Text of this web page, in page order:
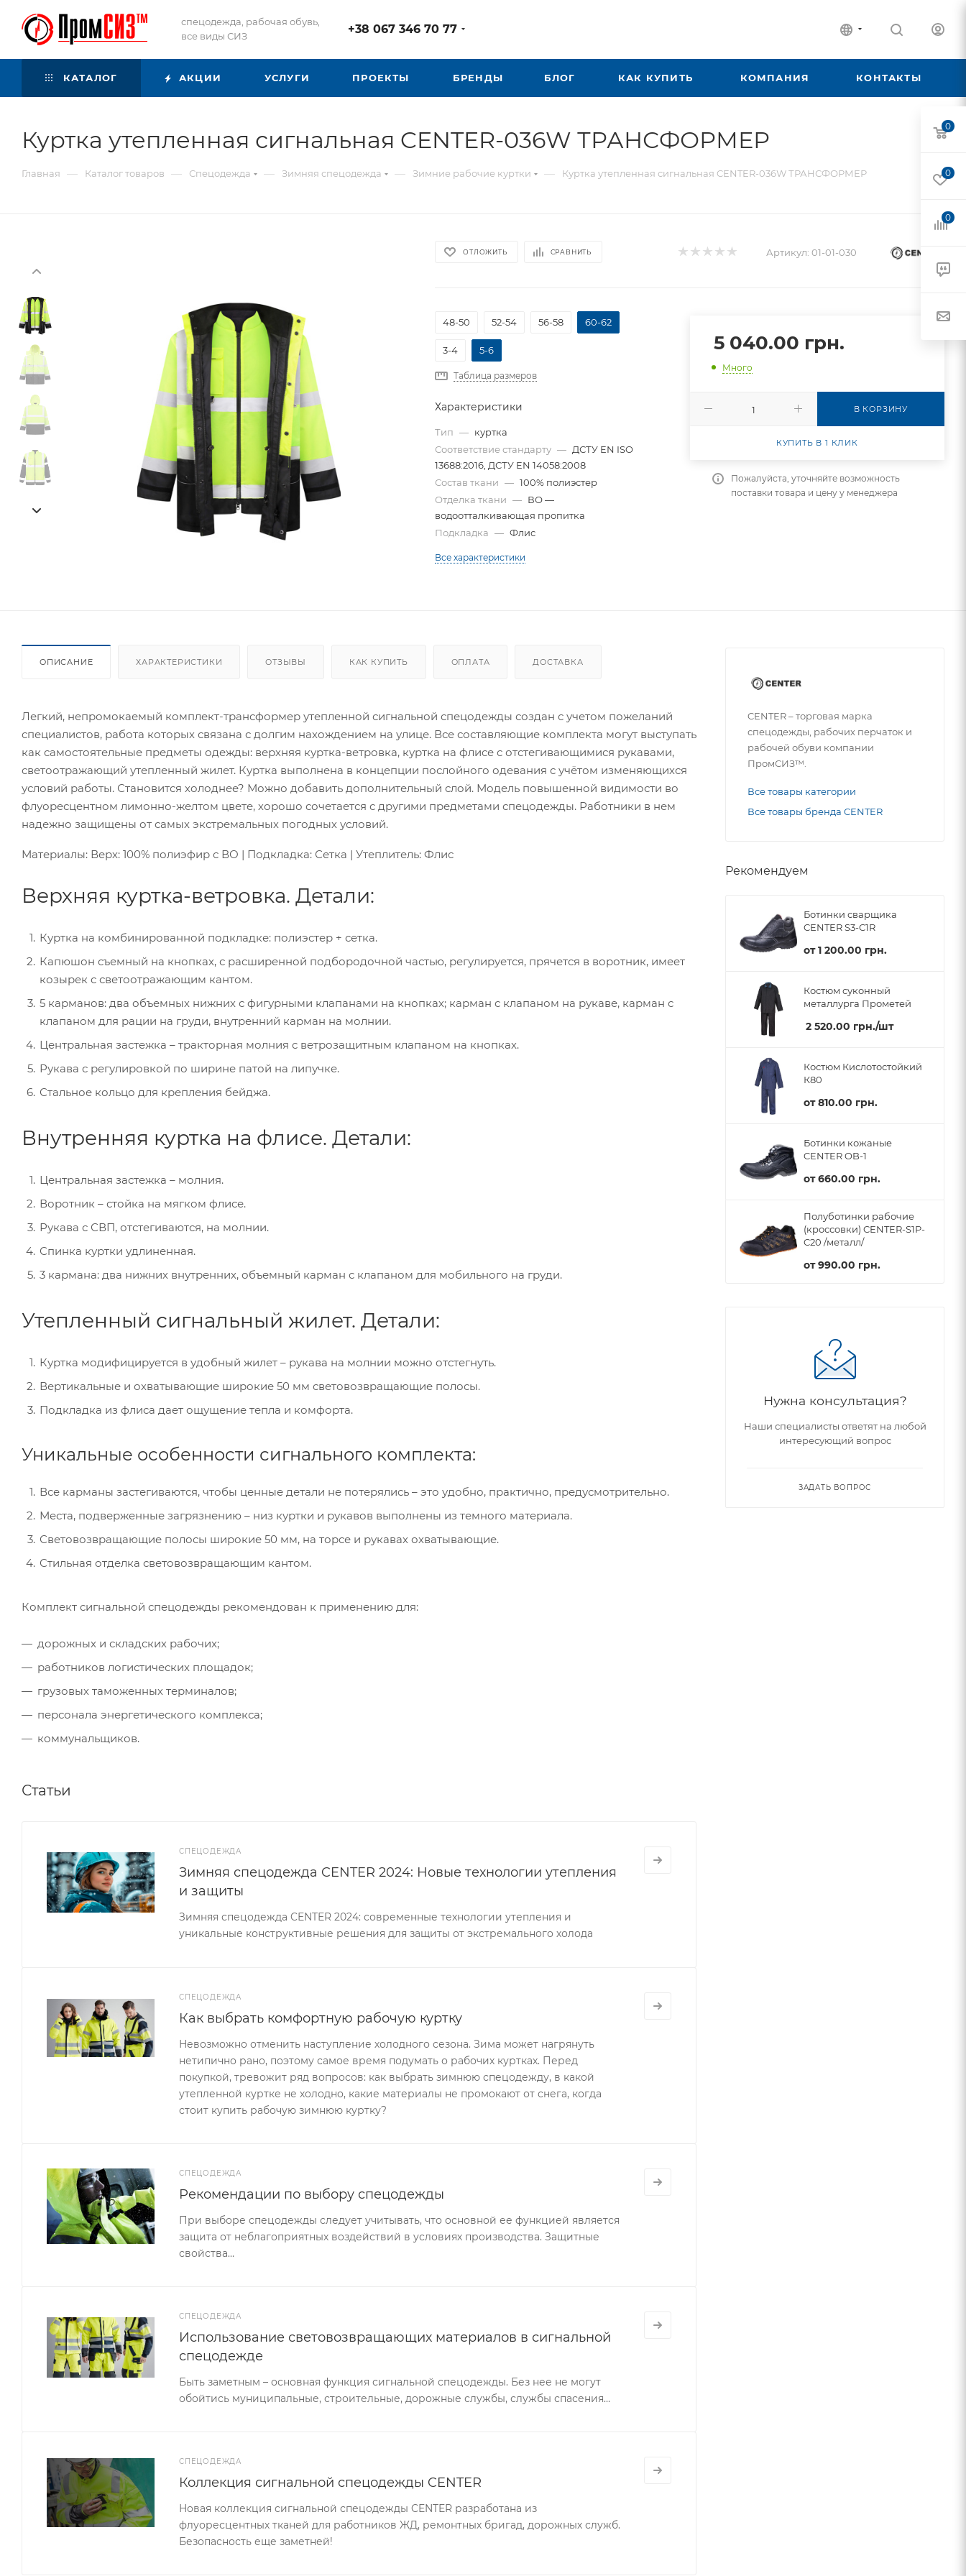
спецодежда, рабочая обувь,
все виды СИЗ
+38 067 346 70 77
КАТАЛОГ АКЦИИ УСЛУГИ ПРОЕКТЫ БРЕНДЫ БЛОГ КАК КУПИТЬ КОМПАНИЯ КОНТАКТЫ
Куртка утепленная сигнальная CENTER-036W ТРАНСФОРМЕР
Главная — Каталог товаров — Спецодежда — Зимняя спецодежда — Зимние рабочие куртки — Куртка утепленная сигнальная CENTER-036W ТРАНСФОРМЕР
ОТЛОЖИТЬ СРАВНИТЬ Артикул: 01-01-030
48-50 52-54 56-58 60-62
3-4 5-6
Таблица размеров
Характеристики
Тип — куртка
Соответствие стандарту — ДСТУ EN ISO
13688:2016, ДСТУ EN 14058:2008
Состав ткани — 100% полиэстер
Отделка ткани — ВО —
водоотталкивающая пропитка
Подкладка — Флис
Все характеристики
5 040.00 грн.
Много
В КОРЗИНУ
КУПИТЬ В 1 КЛИК
Пожалуйста, уточняйте возможность
поставки товара и цену у менеджера
ОПИСАНИЕ ХАРАКТЕРИСТИКИ ОТЗЫВЫ КАК КУПИТЬ ОПЛАТА ДОСТАВКА
Легкий, непромокаемый комплект-трансформер утепленной сигнальной спецодежды создан с учетом пожеланий
специалистов, работа которых связана с долгим нахождением на улице. Все составляющие комплекта могут выступать
как самостоятельные предметы одежды: верхняя куртка-ветровка, куртка на флисе с отстегивающимися рукавами,
светоотражающий утепленный жилет. Куртка выполнена в концепции послойного одевания с учётом изменяющихся
условий работы. Становится холоднее? Можно добавить дополнительный слой. Модель повышенной видимости во
флуоресцентном лимонно-желтом цвете, хорошо сочетается с другими предметами спецодежды. Работники в нем
надежно защищены от самых экстремальных погодных условий.
Материалы: Верх: 100% полиэфир с ВО | Подкладка: Сетка | Утеплитель: Флис
Верхняя куртка-ветровка. Детали:
Куртка на комбинированной подкладке: полиэстер + сетка.
Капюшон съемный на кнопках, с расширенной подбородочной частью, регулируется, прячется в воротник, имеет
козырек с светоотражающим кантом.
5 карманов: два объемных нижних с фигурными клапанами на кнопках; карман с клапаном на рукаве, карман с
клапаном для рации на груди, внутренний карман на молнии.
Центральная застежка – тракторная молния с ветрозащитным клапаном на кнопках.
Рукава с регулировкой по ширине патой на липучке.
Стальное кольцо для крепления бейджа.
Внутренняя куртка на флисе. Детали:
Центральная застежка – молния.
Воротник – стойка на мягком флисе.
Рукава с СВП, отстегиваются, на молнии.
Спинка куртки удлиненная.
3 кармана: два нижних внутренних, объемный карман с клапаном для мобильного на груди.
Утепленный сигнальный жилет. Детали:
Куртка модифицируется в удобный жилет – рукава на молнии можно отстегнуть.
Вертикальные и охватывающие широкие 50 мм световозвращающие полосы.
Подкладка из флиса дает ощущение тепла и комфорта.
Уникальные особенности сигнального комплекта:
Все карманы застегиваются, чтобы ценные детали не потерялись – это удобно, практично, предусмотрительно.
Места, подверженные загрязнению – низ куртки и рукавов выполнены из темного материала.
Световозвращающие полосы широкие 50 мм, на торсе и рукавах охватывающие.
Стильная отделка световозвращающим кантом.
Комплект сигнальной спецодежды рекомендован к применению для:
дорожных и складских рабочих;
работников логистических площадок;
грузовых таможенных терминалов;
персонала энергетического комплекса;
коммунальщиков.
Статьи
СПЕЦОДЕЖДА
Зимняя спецодежда CENTER 2024: Новые технологии утепления
и защиты
Зимняя спецодежда CENTER 2024: современные технологии утепления и
уникальные конструктивные решения для защиты от экстремального холода
СПЕЦОДЕЖДА
Как выбрать комфортную рабочую куртку
Невозможно отменить наступление холодного сезона. Зима может нагрянуть
нетипично рано, поэтому самое время подумать о рабочих куртках. Перед
покупкой, тревожит ряд вопросов: как выбрать зимнюю спецодежду, в какой
утепленной куртке не холодно, какие материалы не промокают от снега, когда
стоит купить рабочую зимнюю куртку?
СПЕЦОДЕЖДА
Рекомендации по выбору спецодежды
При выборе спецодежды следует учитывать, что основной ее функцией является
защита от неблагоприятных воздействий в условиях производства. Защитные
свойства…
СПЕЦОДЕЖДА
Использование световозвращающих материалов в сигнальной
спецодежде
Быть заметным – основная функция сигнальной спецодежды. Без нее не могут
обойтись муниципальные, строительные, дорожные службы, службы спасения…
СПЕЦОДЕЖДА
Коллекция сигнальной спецодежды CENTER
Новая коллекция сигнальной спецодежды CENTER разработана из
флуоресцентных тканей для работников ЖД, ремонтных бригад, дорожных служб.
Безопасность еще заметней!
CENTER – торговая марка
спецодежды, рабочих перчаток и
рабочей обуви компании
ПромСИЗ™.
Все товары категории
Все товары бренда CENTER
Рекомендуем
Ботинки сварщика
CENTER S3-C1R
от1 200.00 грн.
Костюм суконный
металлурга Прометей
2 520.00 грн./шт
Костюм Кислотостойкий
К80
от810.00 грн.
Ботинки кожаные
CENTER OB-1
от660.00 грн.
Полуботинки рабочие
(кроссовки) CENTER-S1P-
C20 /металл/
от990.00 грн.
Нужна консультация?
Наши специалисты ответят на любой
интересующий вопрос
ЗАДАТЬ ВОПРОС
0
0
0